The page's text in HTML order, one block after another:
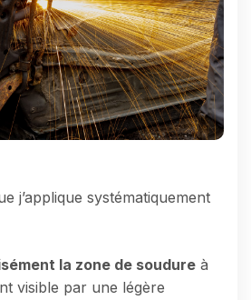
j’applique systématiquement
la zone de soudure à
visible par une légère